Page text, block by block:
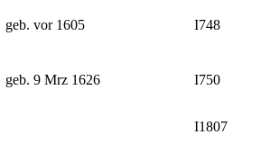
geb. vor 1605 I748
geb. 9 Mrz 1626 I750
I1807